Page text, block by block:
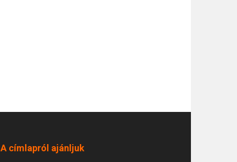
A címlapról ajánljuk